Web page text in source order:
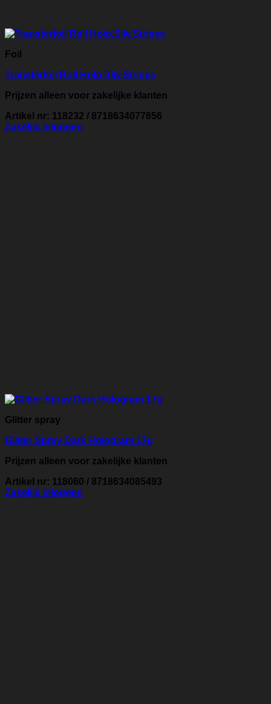
Foil
Transferfoil Roll Holo.Silv.Stripes
Prijzen alleen voor zakelijke klanten
Artikel nr: 118232 / 8718634077856
Zakelijk inloggen
Glitter spray
Glitter Spray Dark Hologram 17g
Prijzen alleen voor zakelijke klanten
Artikel nr: 118060 / 8718634085493
Zakelijk inloggen